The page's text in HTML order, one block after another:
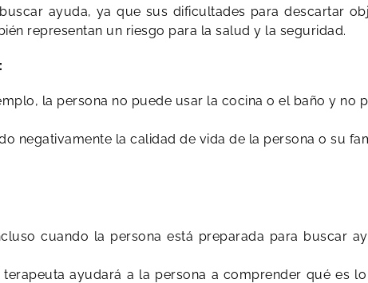
ayuda, ya que sus dificultades para descartar
representan un riesgo para la salud y la seguridad.
la persona no puede usar la cocina o el baño y no
negativamente la calidad de vida de la persona o su
cuando la persona está preparada para buscar
ayudará a la persona a comprender qué es